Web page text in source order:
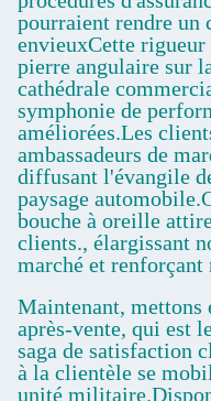
pourraient rendre un
envieuxCette
pierre angulaire sur
cathédrale
symphonie de
améliorées.Les
ambassadeurs de
diffusant l'évangile
paysage
bouche à oreille
clients., élargissant
marché et renforçant
Maintenant, mettons
après-vente, qui est
saga de satisfaction
à la clientèle se
unité